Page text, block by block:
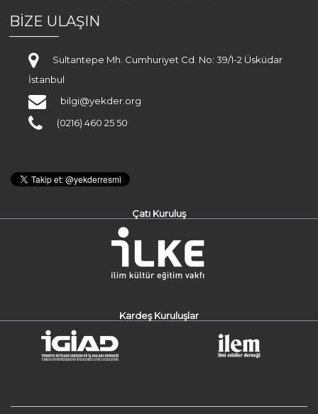
BİZE ULAŞIN
Sultantepe Mh. Cumhuriyet Cd. No: 39/1-2 Üsküdar
İstanbul
bilgi@yekder.org
(0216) 460 25 50
Çatı Kuruluş
Kardeş Kuruluşlar